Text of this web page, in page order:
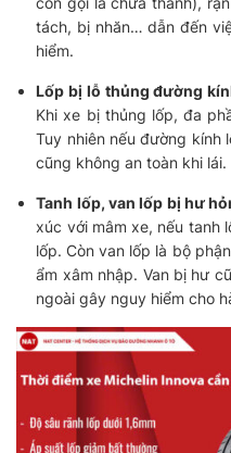
tách, bị nhăn… dẫn đến
hiểm.
Lốp bị lỗ thủng đường
Khi xe bị thủng lốp, đa
Tuy nhiên nếu đường kính
cũng không an toàn khi lái.
Tanh lốp, van lốp bị hư
xúc với mâm xe, nếu tanh
lốp. Còn van lốp là bộ
ẩm xâm nhập. Van bị hư
ngoài gây nguy hiểm cho